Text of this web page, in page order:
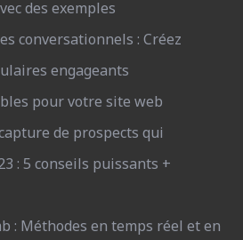
des exemples
conversationnels : Créez
engageants
pour votre site web
de prospects qui
: 5 conseils puissants +
: Méthodes en temps réel et en